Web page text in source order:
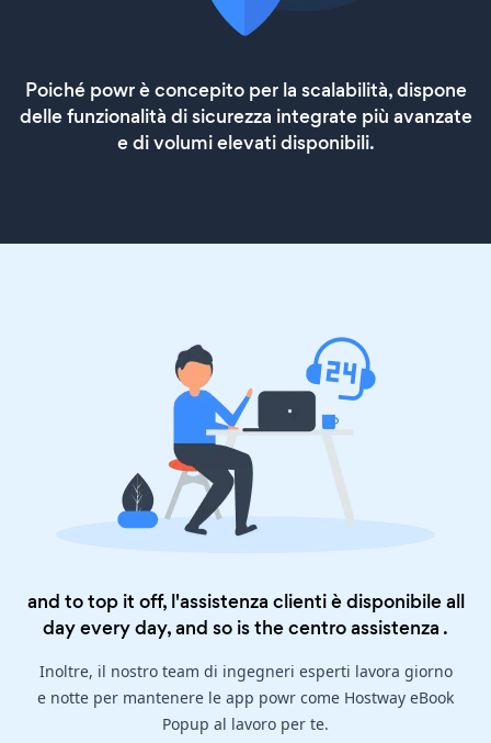
Poiché powr è concepito per la scalabilità, dispone
delle funzionalità di sicurezza integrate più avanzate
e di volumi elevati disponibili.
and to top it off, l'assistenza clienti è disponibile all
day every day, and so is thecentro assistenza .
Inoltre, il nostro team di ingegneri esperti lavora giorno
e notte per mantenere le app powr come Hostway eBook
Popup al lavoro per te.